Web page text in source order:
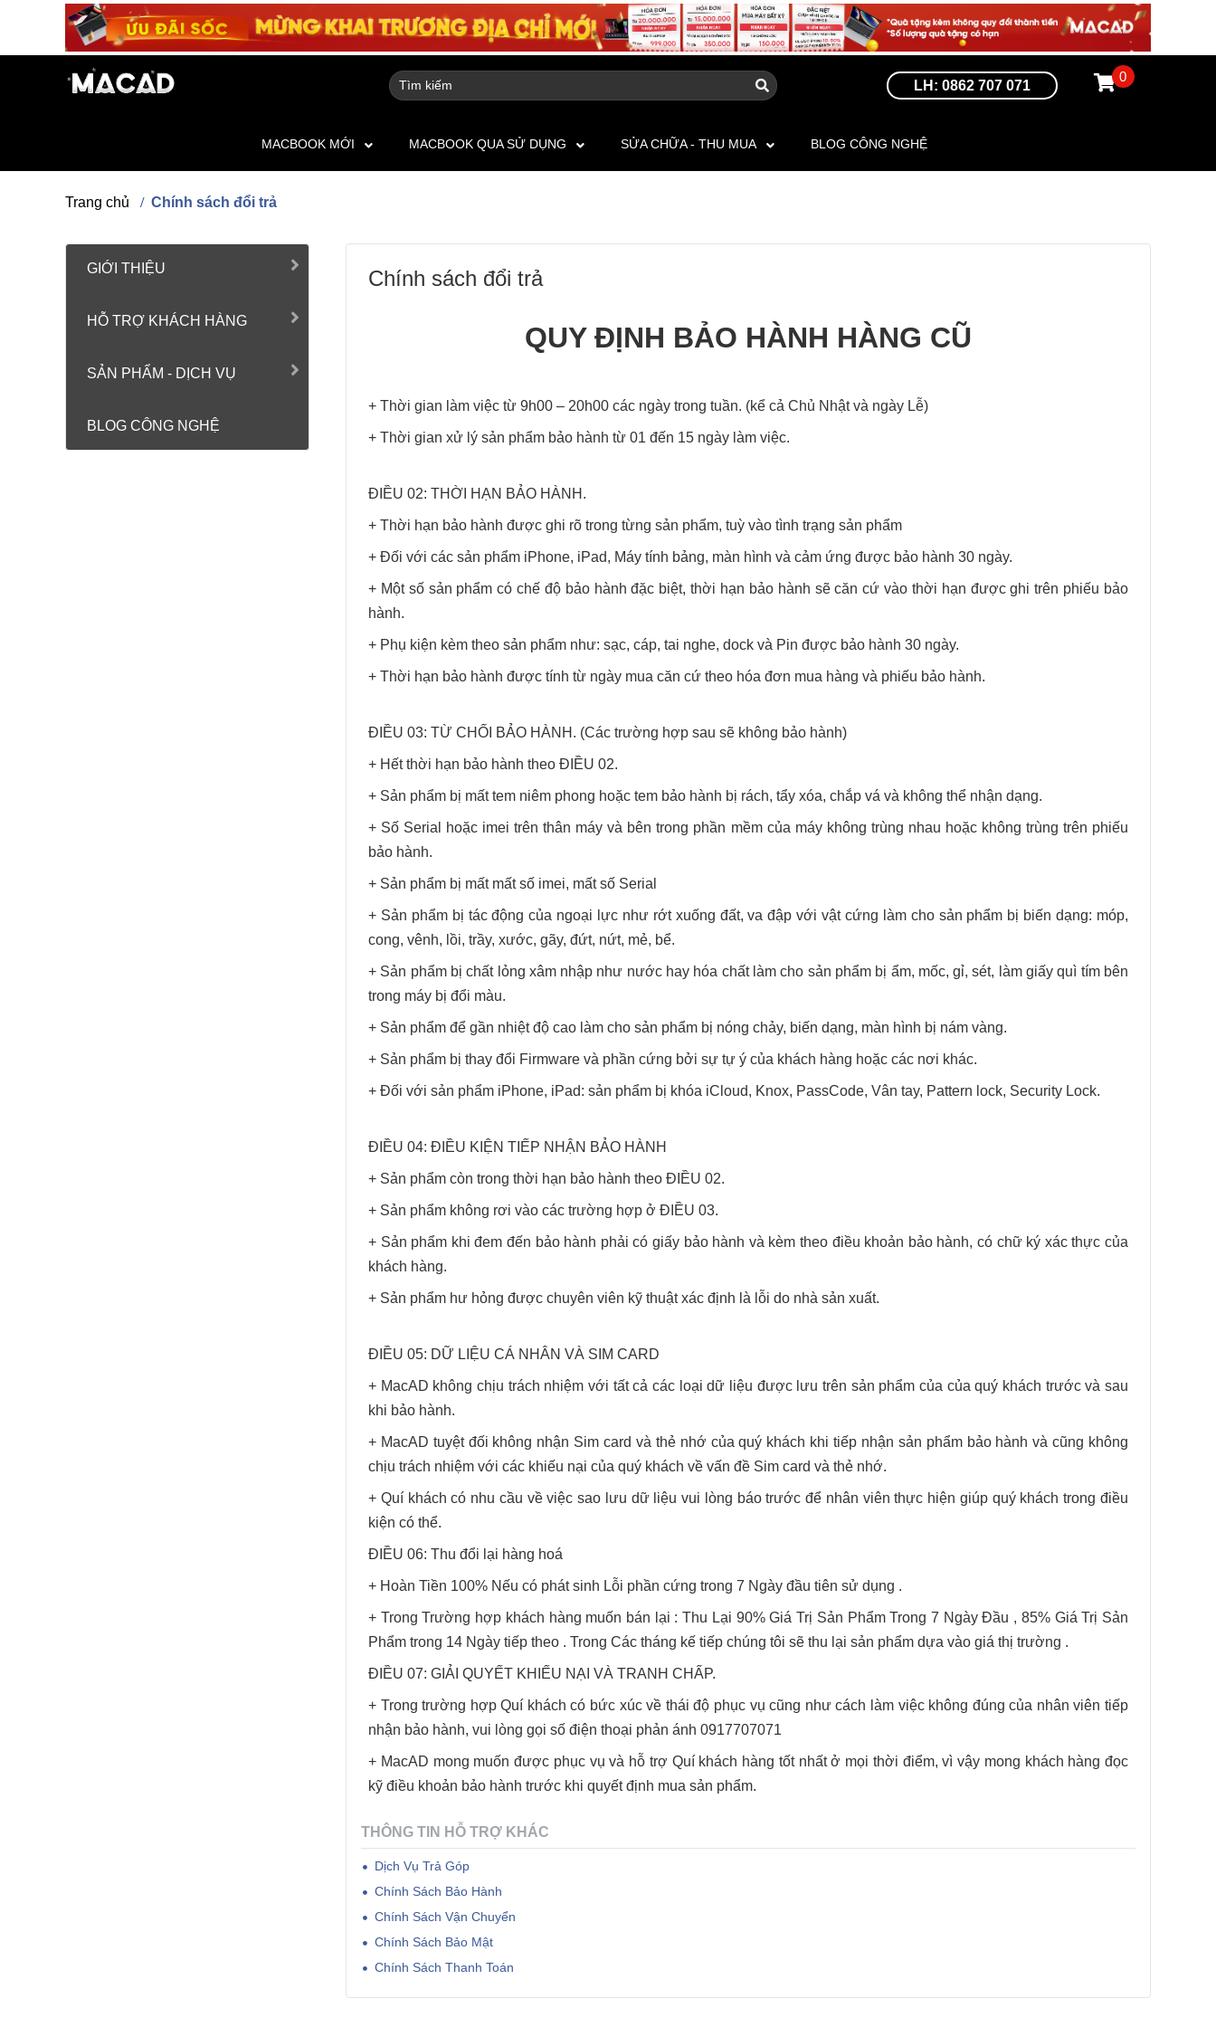
LH: 0862 707 071
0
MACBOOK MỚI MACBOOK QUA SỬ DỤNG SỬA CHỮA - THU MUA BLOG CÔNG NGHỆ
Trang chủ Chính sách đổi trả
GIỚI THIỆU
HỖ TRỢ KHÁCH HÀNG
SẢN PHẨM - DỊCH VỤ
BLOG CÔNG NGHỆ
Chính sách đổi trả
QUY ĐỊNH BẢO HÀNH HÀNG CŨ
+ Thời gian làm việc từ 9h00 – 20h00 các ngày trong tuần. (kể cả Chủ Nhật và ngày Lễ)
+ Thời gian xử lý sản phẩm bảo hành từ 01 đến 15 ngày làm việc.
ĐIỀU 02: THỜI HẠN BẢO HÀNH.
+ Thời hạn bảo hành được ghi rõ trong từng sản phẩm, tuỳ vào tình trạng sản phẩm
+ Đối với các sản phẩm iPhone, iPad, Máy tính bảng, màn hình và cảm ứng được bảo hành 30 ngày.
+ Một số sản phẩm có chế độ bảo hành đặc biệt, thời hạn bảo hành sẽ căn cứ vào thời hạn được ghi trên phiếu bảo
hành.
+ Phụ kiện kèm theo sản phẩm như: sạc, cáp, tai nghe, dock và Pin được bảo hành 30 ngày.
+ Thời hạn bảo hành được tính từ ngày mua căn cứ theo hóa đơn mua hàng và phiếu bảo hành.
ĐIỀU 03: TỪ CHỐI BẢO HÀNH. (Các trường hợp sau sẽ không bảo hành)
+ Hết thời hạn bảo hành theo ĐIỀU 02.
+ Sản phẩm bị mất tem niêm phong hoặc tem bảo hành bị rách, tẩy xóa, chắp vá và không thể nhận dạng.
+ Số Serial hoặc imei trên thân máy và bên trong phần mềm của máy không trùng nhau hoặc không trùng trên phiếu
bảo hành.
+ Sản phẩm bị mất mất số imei, mất số Serial
+ Sản phẩm bị tác động của ngoại lực như rớt xuống đất, va đập với vật cứng làm cho sản phẩm bị biến dạng: móp,
cong, vênh, lồi, trầy, xước, gãy, đứt, nứt, mẻ, bể.
+ Sản phẩm bị chất lỏng xâm nhập như nước hay hóa chất làm cho sản phẩm bị ẩm, mốc, gỉ, sét, làm giấy quì tím bên
trong máy bị đổi màu.
+ Sản phẩm để gần nhiệt độ cao làm cho sản phẩm bị nóng chảy, biến dạng, màn hình bị nám vàng.
+ Sản phẩm bị thay đổi Firmware và phần cứng bởi sự tự ý của khách hàng hoặc các nơi khác.
+ Đối với sản phẩm iPhone, iPad: sản phẩm bị khóa iCloud, Knox, PassCode, Vân tay, Pattern lock, Security Lock.
ĐIỀU 04: ĐIỀU KIỆN TIẾP NHẬN BẢO HÀNH
+ Sản phẩm còn trong thời hạn bảo hành theo ĐIỀU 02.
+ Sản phẩm không rơi vào các trường hợp ở ĐIỀU 03.
+ Sản phẩm khi đem đến bảo hành phải có giấy bảo hành và kèm theo điều khoản bảo hành, có chữ ký xác thực của
khách hàng.
+ Sản phẩm hư hỏng được chuyên viên kỹ thuật xác định là lỗi do nhà sản xuất.
ĐIỀU 05: DỮ LIỆU CÁ NHÂN VÀ SIM CARD
+ MacAD không chịu trách nhiệm với tất cả các loại dữ liệu được lưu trên sản phẩm của của quý khách trước và sau
khi bảo hành.
+ MacAD tuyệt đối không nhận Sim card và thẻ nhớ của quý khách khi tiếp nhận sản phẩm bảo hành và cũng không
chịu trách nhiệm với các khiếu nại của quý khách về vấn đề Sim card và thẻ nhớ.
+ Quí khách có nhu cầu về việc sao lưu dữ liệu vui lòng báo trước để nhân viên thực hiện giúp quý khách trong điều
kiện có thể.
ĐIỀU 06: Thu đổi lại hàng hoá
+ Hoàn Tiền 100% Nếu có phát sinh Lỗi phần cứng trong 7 Ngày đầu tiên sử dụng .
+ Trong Trường hợp khách hàng muốn bán lại : Thu Lại 90% Giá Trị Sản Phẩm Trong 7 Ngày Đầu , 85% Giá Trị Sản
Phẩm trong 14 Ngày tiếp theo . Trong Các tháng kế tiếp chúng tôi sẽ thu lại sản phẩm dựa vào giá thị trường .
ĐIỀU 07: GIẢI QUYẾT KHIẾU NẠI VÀ TRANH CHẤP.
+ Trong trường hợp Quí khách có bức xúc về thái độ phục vụ cũng như cách làm việc không đúng của nhân viên tiếp
nhận bảo hành, vui lòng gọi số điện thoại phản ánh 0917707071
+ MacAD mong muốn được phục vụ và hỗ trợ Quí khách hàng tốt nhất ở mọi thời điểm, vì vậy mong khách hàng đọc
kỹ điều khoản bảo hành trước khi quyết định mua sản phẩm.
THÔNG TIN HỖ TRỢ KHÁC
Dịch Vụ Trả Góp
Chính Sách Bảo Hành
Chính Sách Vận Chuyển
Chính Sách Bảo Mật
Chính Sách Thanh Toán